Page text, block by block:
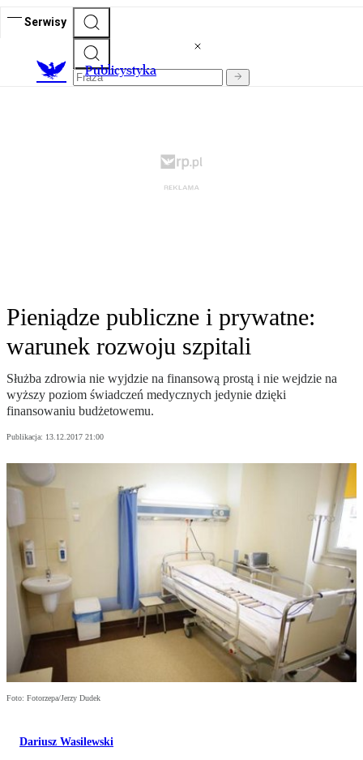
Serwisy
Publicystyka
Pieniądze publiczne i prywatne:
warunek rozwoju szpitali
Służba zdrowia nie wyjdzie na finansową prostą i nie wejdzie na
wyższy poziom świadczeń medycznych jedynie dzięki
finansowaniu budżetowemu.
Publikacja: 13.12.2017 21:00
Foto: Fotorzepa/Jerzy Dudek
Dariusz Wasilewski